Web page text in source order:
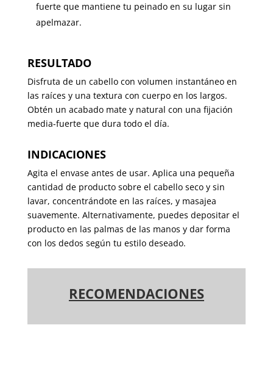
fuerte que mantiene tu peinado en su lugar sin
apelmazar.
RESULTADO
Disfruta de un cabello con volumen instantáneo en
las raíces y una textura con cuerpo en los largos.
Obtén un acabado mate y natural con una fijación
media-fuerte que dura todo el día.
INDICACIONES
Agita el envase antes de usar. Aplica una pequeña
cantidad de producto sobre el cabello seco y sin
lavar, concentrándote en las raíces, y masajea
suavemente. Alternativamente, puedes depositar el
producto en las palmas de las manos y dar forma
con los dedos según tu estilo deseado.
RECOMENDACIONES